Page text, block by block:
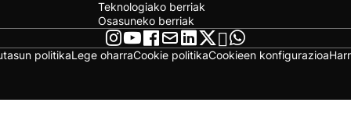
Teknologiako berriak
Osasuneko berriak
politikaLege oharraCookie politikaCookieen konfigurazioa